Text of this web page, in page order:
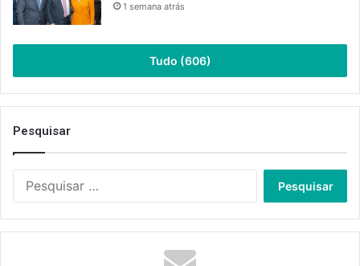
1 semana atrás
Tudo (606)
Pesquisar